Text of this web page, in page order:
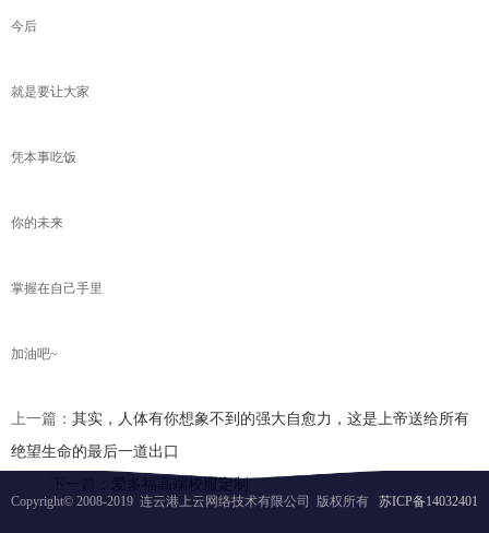
今后
就是要让大家
凭本事吃饭
你的未来
掌握在自己手里
加油吧~
上一篇： 其实，人体有你想象不到的强大自愈力，这是上帝送给所有
绝望生命的最后一道出口
Copyright© 2008-2019 连云港上云网络技术有限公司 版权所有 苏ICP备14032401